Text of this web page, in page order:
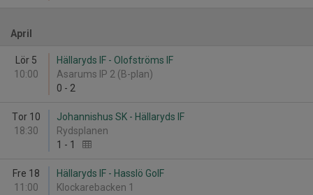
April
Lör 5
10:00
Hällaryds IF - Olofströms IF
Asarums IP 2 (B-plan)
0 - 2
Tor 10
18:30
Johannishus SK - Hällaryds IF
Rydsplanen
1 - 1
Fre 18
11:00
Hällaryds IF - Hasslö GoIF
Klockarebacken 1